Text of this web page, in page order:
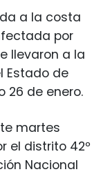
a la costa
por
llevaron a la
Estado de
26 de enero.
martes
el distrito 42º
Nacional